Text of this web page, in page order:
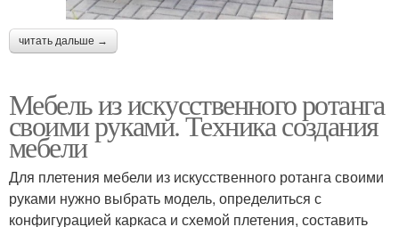
читать дальше →
Мебель из искусственного ротанга
своими руками. Техника создания
мебели
Для плетения мебели из искусственного ротанга своими
руками нужно выбрать модель, определиться с
конфигурацией каркаса и схемой плетения, составить